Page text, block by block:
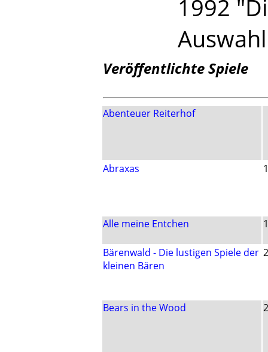
1992
Veröffentlichte Spiele
Abenteuer Reiterhof
Abraxas
Alle meine Entchen
Bärenwald - Die lustigen Spiele der
kleinen Bären
Bears in the Wood